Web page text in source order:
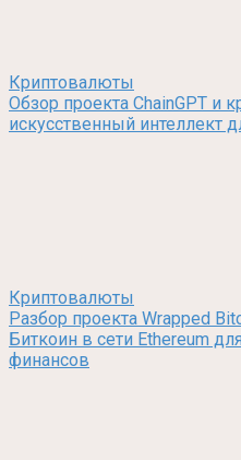
Криптовалюты
Обзор проекта ChainGPT и
искусственный интеллект
Криптовалюты
Разбор проекта Wrapped
Биткоин в сети Ethereum
финансов